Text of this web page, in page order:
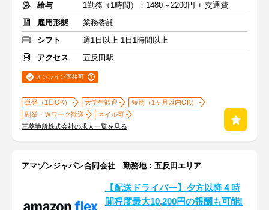
給与
1勤務（1時間）：1480～2200円 + 交通費
雇用形態
業務委託
シフト
週1日以上 1日1時間以上
アクセス
五反田駅
オンライン面接可
単発（1日OK） 大学生歓迎
短期（1ヶ月以内OK）
副業・Ｗワーク歓迎
ネイル可
三菱地所株式会社の求人一覧を見る
アマゾンジャパン合同会社 勤務地：五反田エリア
【配送ドライバー】夕方以降４時
間程度最大10,200円の報酬も可能!